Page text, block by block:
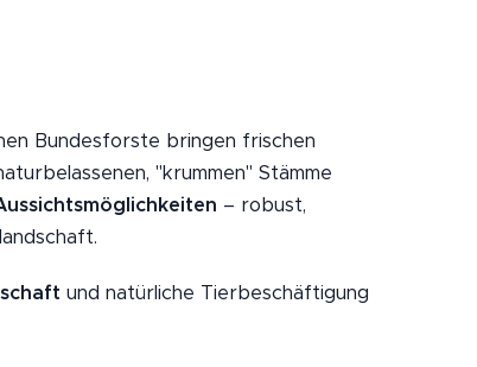
Bundesforste bringen frischen
"krummen" Stämme
– robust,
und natürliche Tierbeschäftigung